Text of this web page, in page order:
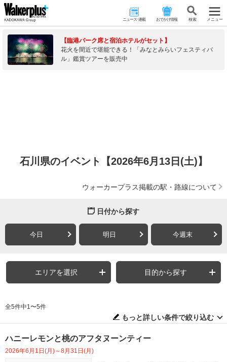
ニュース･連載 おでかけ情報 検 索 メニュー
【臨港パーク席と宿泊ホテルがセット】
花火を間近で堪能できる！「みなとみらいフェスティバ
ル」鑑賞ツアーを販売中
石川県のイベント【2026年6月13日(土)】
ウォーカープラス掲載の駅・路線について
日付から探す
今日 明日 今週末
エリアを選択 目的から探す
全5件中1〜5件
もっと詳しい条件で絞り込む
ハニーレモンと桃のアフタヌーンティー
2026年6月1日(月)～8月31日(月)